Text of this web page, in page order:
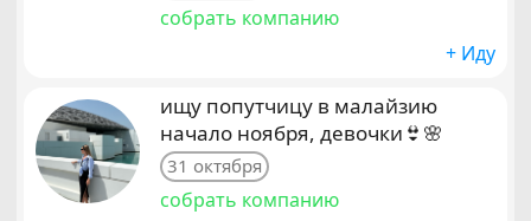
собрать компанию
+ Иду
ищу попутчицу в малайзию
начало ноября, девочки👙🌸
31 октября
собрать компанию